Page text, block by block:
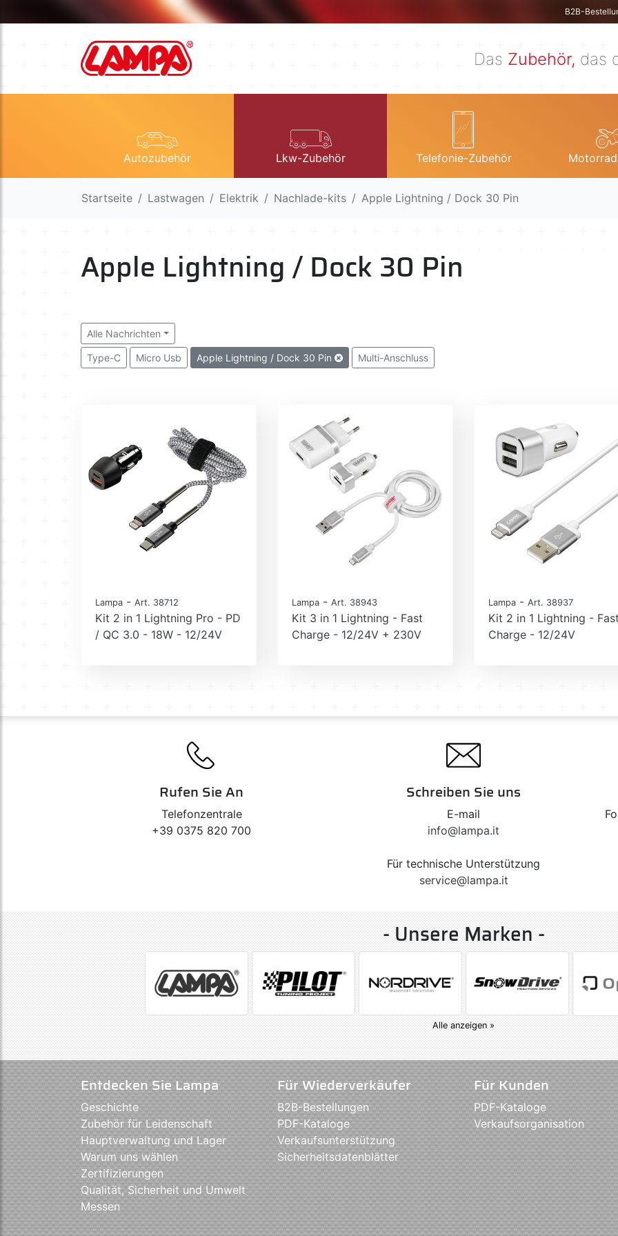
B2B-
Das Zubehör, das
Autozubehör Lkw-Zubehör Telefonie-Zubehör
Startseite Lastwagen Elektrik Nachlade-kits Apple Lightning / Dock 30 Pin
Apple Lightning / Dock 30 Pin
Alle Nachrichten
Type-C Micro Usb Apple Lightning / Dock 30 Pin Multi-Anschluss
Lampa - Art. 38712
Kit 2 in 1 Lightning Pro - PD
/ QC 3.0 - 18W - 12/24V
Lampa - Art. 38943
Kit 3 in 1 Lightning - Fast
Charge - 12/24V + 230V
Lampa - Art. 38937
Kit 2 in 1 Lightning -
Charge - 12/24V
Rufen Sie An
Telefonzentrale
+39 0375 820 700
Schreiben Sie uns
E-mail
info@lampa.it
Für technische Unterstützung
service@lampa.it
- Unsere Marken -
Alle anzeigen »
Entdecken Sie Lampa
Geschichte
Zubehör für Leidenschaft
Hauptverwaltung und Lager
Warum uns wählen
Zertifizierungen
Qualität, Sicherheit und Umwelt
Messen
Für Wiederverkäufer
B2B-Bestellungen
PDF-Kataloge
Verkaufsunterstützung
Sicherheitsdatenblätter
Für Kunden
PDF-Kataloge
Verkaufsorganisation